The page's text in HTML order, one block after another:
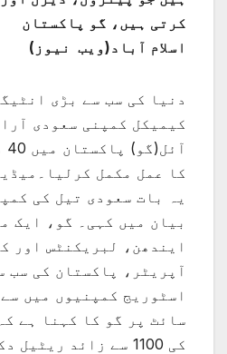
کرتی ہیں، گو پاکستان
اسلام آباد(ویب نیوز)
دنیا کی سب سے بڑی
کیمیکل کمپنی سعودی
کا عمل مکمل
یہ بات سعودی تیل کی
بیان میں کہی۔ گو، ایک
ایندھن، لبریکنٹس اور
آپریٹر، پاکستان کی سب
اسٹوریج کمپنیوں میں
سائٹ پر گو کا کہنا ہے
کی 1100 سے زائد